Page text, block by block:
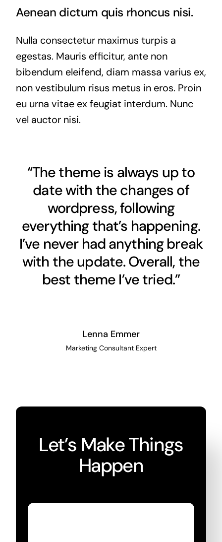
Aenean dictum quis rhoncus nisi.
Nulla consectetur maximus turpis a
egestas. Mauris efficitur, ante non
bibendum eleifend, diam massa varius ex,
non vestibulum risus metus in eros. Proin
eu urna vitae ex feugiat interdum. Nunc
vel auctor nisi.
“The theme is always up to
date with the changes of
wordpress, following
everything that’s happening.
I’ve never had anything break
with the update. Overall, the
best theme I’ve tried.”
Lenna Emmer
Marketing Consultant Expert
Let’s Make Things
Happen